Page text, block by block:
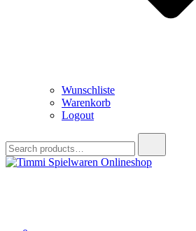
Wunschliste
Warenkorb
Logout
for: